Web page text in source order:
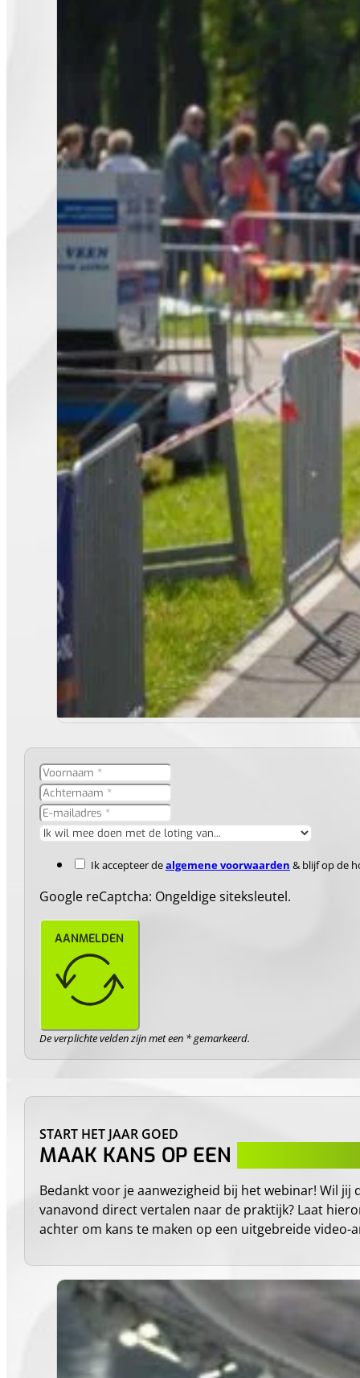
Ik accepteer dealgemene voorwaarden & blijf op de
Google reCaptcha: Ongeldige siteksleutel.
AANMELDEN
De verplichte velden zijn met een * gemarkeerd.
START HET JAAR GOED
MAAK KANS OP EEN
Bedankt voor je aanwezigheid bij het webinar! Wil jij
vanavond direct vertalen naar de praktijk? Laat
achter om kans te maken op een uitgebreide video-